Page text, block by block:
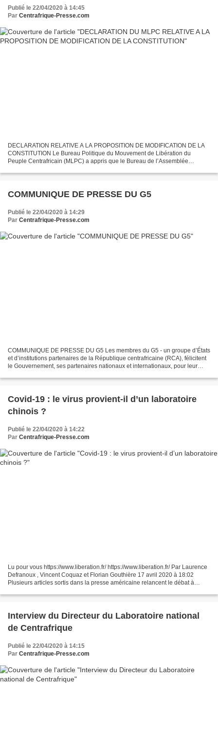
Publié le 22/04/2020 à 14:45
Par Centrafrique-Presse.com
DECLARATION RELATIVE A LA PROPOSITION DE MODIFICATION DE LA
CONSTITUTION Le Bureau Politique du Mouvement de Libération du
Peuple Centrafricain (MLPC) a appris que le Bureau de l’Assemblée
COMMUNIQUE DE PRESSE DU G5
Publié le 22/04/2020 à 14:29
Par Centrafrique-Presse.com
COMMUNIQUE DE PRESSE DU G5 Les membres du G5 - un groupe d’États
et d’institutions partenaires de la République centrafricaine (RCA), félicitent
le Gouvernement, ses partenaires nationaux et internationaux, pour leur
Covid-19 : le virus provient-il d’un laboratoire
chinois ?
Publié le 22/04/2020 à 14:22
Par Centrafrique-Presse.com
Lu pour vous https://www.liberation.fr/ https://www.liberation.fr/ Par Laurence
Defranoux , Vincent Coquaz et Florian Gouthière 17 avril 2020 à 18:02
Plusieurs articles sortis dans la presse américaine relancent le débat à
Interview du Directeur du Laboratoire national
de Centrafrique
Publié le 22/04/2020 à 14:15
Par Centrafrique-Presse.com